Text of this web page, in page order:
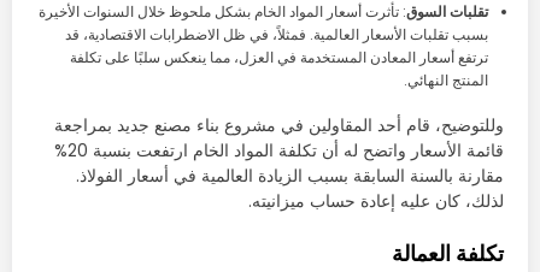
تقلبات السوق: تأثرت أسعار المواد الخام بشكل ملحوظ خلال السنوات الأخيرة
بسبب تقلبات الأسعار العالمية. فمثلاً، في ظل الاضطرابات الاقتصادية، قد
ترتفع أسعار المعادن المستخدمة في العزل، مما ينعكس سلبًا على تكلفة
المنتج النهائي.
وللتوضيح، قام أحد المقاولين في مشروع بناء مصنع جديد بمراجعة
قائمة الأسعار واتضح له أن تكلفة المواد الخام ارتفعت بنسبة 20%
مقارنة بالسنة السابقة بسبب الزيادة العالمية في أسعار الفولاذ.
لذلك، كان عليه إعادة حساب ميزانيته.
تكلفة العمالة